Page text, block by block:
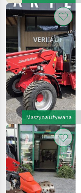
Maszyna używana